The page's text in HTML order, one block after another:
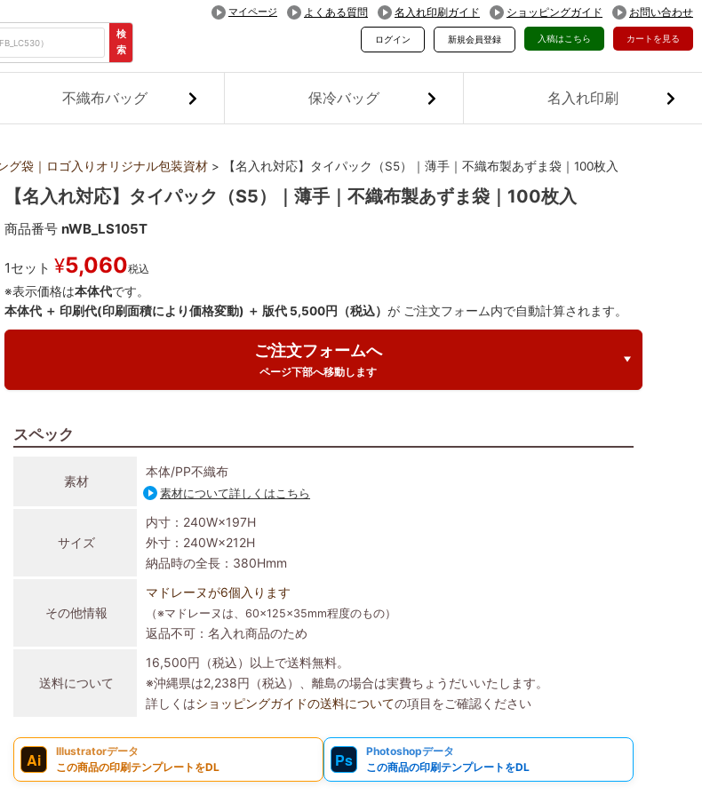
検
索
マイページ よくある質問 名入れ印刷ガイド ショッピングガイド お問い合わせ
カートを見る
入稿はこちら
ログイン 新規会員登録
不織布バッグ 保冷バッグ 名入れ印刷
グ袋｜ロゴ入りオリジナル包装資材 【名入れ対応】タイパック（S5）｜薄手｜不織布製あずま袋｜100枚入
【名入れ対応】タイパック（S5）｜薄手｜不織布製あずま袋｜100枚入
商品番号 nWB_LS105T
1セット ¥5,060税込
※表示価格は本体代です。
本体代 ＋ 印刷代(印刷面積により価格変動) ＋ 版代 5,500円（税込）が ご注文フォーム内で自動計算されます。
ご注文フォームへ
ページ下部へ移動します
スペック
素材
本体/PP不織布
素材について詳しくはこちら
サイズ
内寸：240W×197H
外寸：240W×212H
納品時の全長：380Hmm
その他情報
マドレーヌが6個入ります
（※マドレーヌは、60×125×35mm程度のもの）
返品不可：名入れ商品のため
送料について
16,500円（税込）以上で送料無料。
※沖縄県は2,238円（税込）、離島の場合は実費ちょうだいいたします。
詳しくはショッピングガイドの送料についての項目をご確認ください
Ai
Illustratorデータ
この商品の印刷テンプレートをDL
Ps
Photoshopデータ
この商品の印刷テンプレートをDL